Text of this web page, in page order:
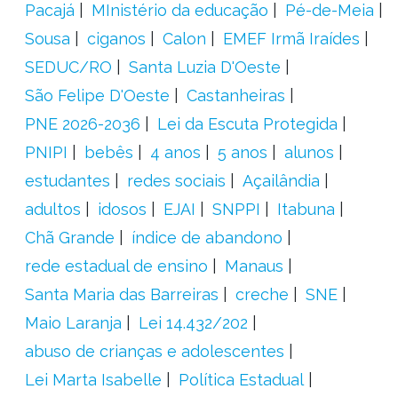
Pacajá
MInistério da educação
Pé-de-Meia
Sousa
ciganos Calon
EMEF Irmã Iraídes
SEDUC/RO
Santa Luzia D'Oeste
São Felipe D'Oeste
Castanheiras
PNE 2026-2036
Lei da Escuta Protegida
PNIPI
bebês 4 anos 5 anos
alunos
estudantes
redes sociais
Açailândia
adultos
idosos EJAI SNPPI
Itabuna
Chã Grande
índice de abandono
rede estadual de ensino
Manaus
Santa Maria das Barreiras
creche
SNE
Maio Laranja
Lei 14.432/202
abuso de crianças e adolescentes
Lei Marta Isabelle
Política Estadual